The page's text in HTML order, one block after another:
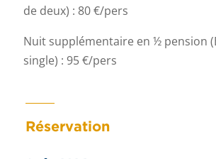
de deux) : 80 €/pers
Nuit supplémentaire en ½ pension
single) : 95 €/pers
Réservation